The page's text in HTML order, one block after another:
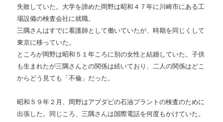
失敗していた。大学を諦めた岡野は昭和４７年に川崎市にある工
場設備の検査会社に就職。
三隅さんはすでに看護師として働いていたが、時期を同じくして
東京に移っていた。
ところが岡野は昭和５１年ころに別の女性と結婚していた。子供
も生まれたが三隅さんとの関係は続いており、二人の関係はどこ
からどう見ても「不倫」だった。
昭和５９年２月、岡野はアブダビの石油プラントの検査のために
出張した。同じころ、三隅さんは国際電話を何度もかけていた。